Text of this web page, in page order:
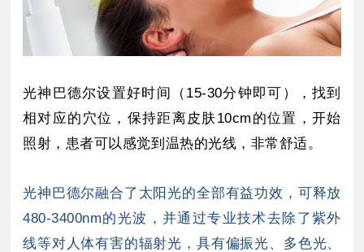
光神巴德尔设置好时间（15-30分钟即可），找到
相对应的穴位，保持距离皮肤10cm的位置，开始
照射，患者可以感觉到温热的光线，非常舒适。
光神巴德尔融合了太阳光的全部有益功效，可释放
480-3400nm的光波，并通过专业技术去除了紫外
线等对人体有害的辐射光，具有偏振光、多色光、